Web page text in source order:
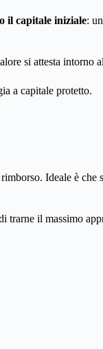
il capitale iniziale:
si attesta intorno
a capitale protetto.
Ideale è che
trarne il massimo